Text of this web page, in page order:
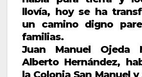
llovía, hoy se ha
un camino digno
familias.
Juan Manuel Ojeda
Alberto Hernández,
la Colonia San Manuel